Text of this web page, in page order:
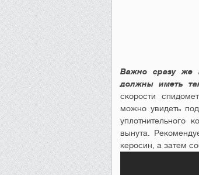
Важно сразу же
должны иметь
скорости
можно увидеть
уплотнительного
вынута.
керосин, а затем